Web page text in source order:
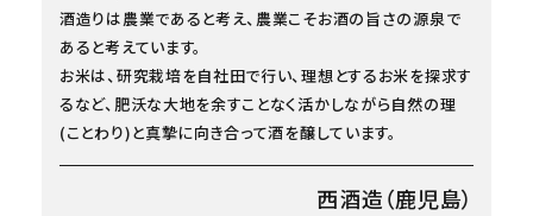
酒造りは農業であると考え、農業こそお酒の旨さの源泉で
あると考えています。
お米は、研究栽培を自社田で行い、理想とするお米を探求す
るなど、肥沃な大地を余すことなく活かしながら自然の理
(ことわり)と真摯に向き合って酒を醸しています。
西酒造（鹿児島）